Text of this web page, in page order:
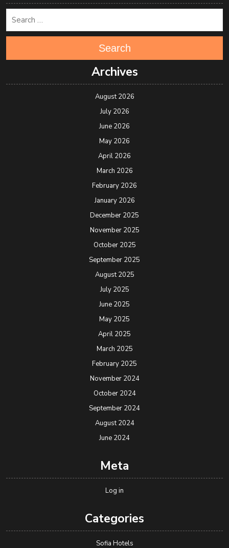
Search
Archives
August 2026
July 2026
June 2026
May 2026
April 2026
March 2026
February 2026
January 2026
December 2025
November 2025
October 2025
September 2025
August 2025
July 2025
June 2025
May 2025
April 2025
March 2025
February 2025
November 2024
October 2024
September 2024
August 2024
June 2024
Meta
Log in
Categories
Sofia Hotels